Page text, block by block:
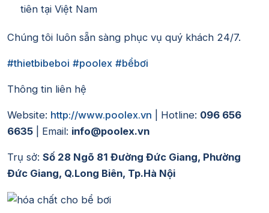
tiên tại Việt Nam
Chúng tôi luôn sẵn sàng phục vụ quý khách 24/7.
#thietbibeboi #poolex #bểbơi
Thông tin liên hệ
Website: http://www.poolex.vn | Hotline: 096 656
6635 | Email: info@poolex.vn
Trụ sở: Số 28 Ngõ 81 Đường Đức Giang, Phường
Đức Giang, Q.Long Biên, Tp.Hà Nội